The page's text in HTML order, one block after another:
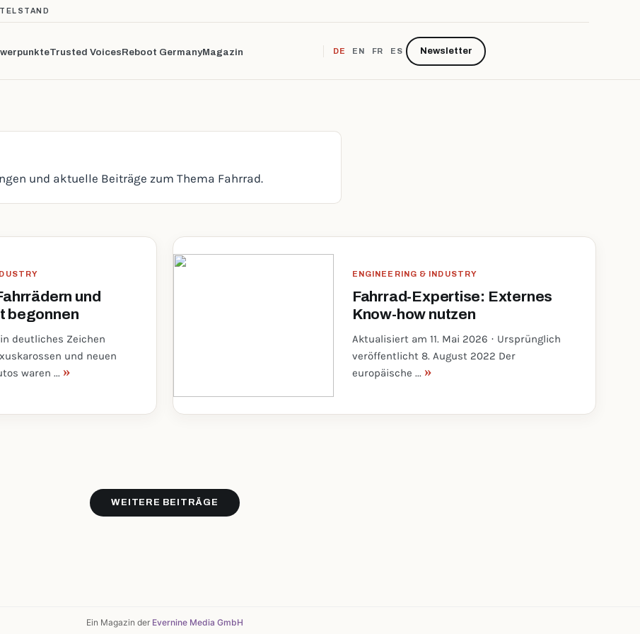
und aktuelle Beiträge zum Thema Fahrrad.
und
begonnen
deutliches Zeichen
und neuen
waren ... »
ENGINEERING & INDUSTRY
Fahrrad-Expertise: Externes
Know-how nutzen
Aktualisiert am 11. Mai 2026 · Ursprünglich
veröffentlicht 8. August 2022 Der
europäische ... »
WEITERE BEITRÄGE
Ein Magazin der Evernine Media GmbH
Trusted VoicesReboot GermanyMagazin DE EN FR ES Newsletter